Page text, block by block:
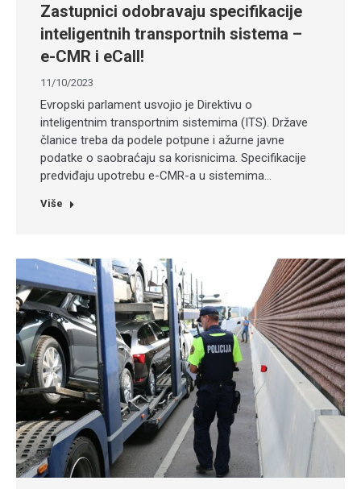
Zastupnici odobravaju specifikacije
inteligentnih transportnih sistema –
e-CMR i eCall!
11/10/2023
Evropski parlament usvojio je Direktivu o
inteligentnim transportnim sistemima (ITS). Države
članice treba da podele potpune i ažurne javne
podatke o saobraćaju sa korisnicima. Specifikacije
predviđaju upotrebu e-CMR-a u sistemima…
Više